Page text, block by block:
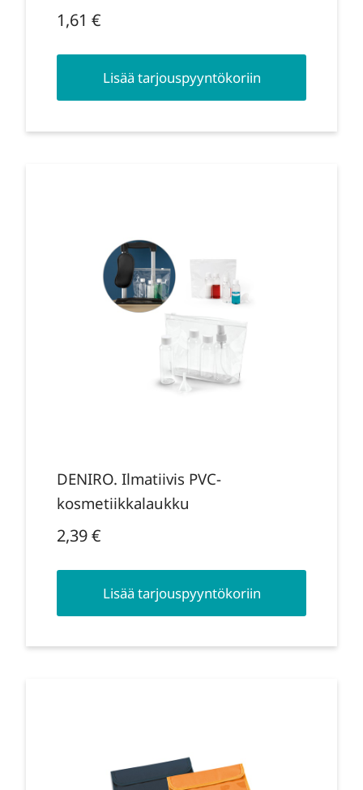
1,61 €
Lisää tarjouspyyntökoriin
DENIRO. Ilmatiivis PVC-
kosmetiikkalaukku
2,39€
Lisää tarjouspyyntökoriin